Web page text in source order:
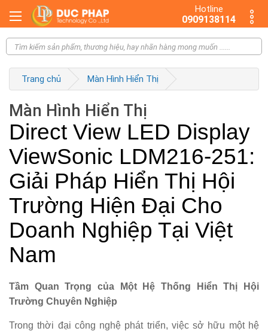
Hotline
0909138114
Trang chủ Màn Hình Hiển Thị
Màn Hình Hiển Thị
Direct View LED Display
ViewSonic LDM216-251:
Giải Pháp Hiển Thị Hội
Trường Hiện Đại Cho
Doanh Nghiệp Tại Việt
Nam
Tầm Quan Trọng của Một Hệ Thống Hiển Thị Hội
Trường Chuyên Nghiệp
Trong thời đại công nghệ phát triển, việc sở hữu một hệ